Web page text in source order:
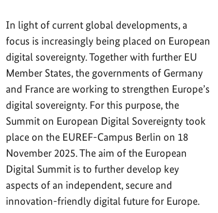
In light of current global developments, a
focus is increasingly being placed on European
digital sovereignty. Together with further EU
Member States, the governments of Germany
and France are working to strengthen Europe’s
digital sovereignty. For this purpose, the
Summit on European Digital Sovereignty took
place on the EUREF-Campus Berlin on 18
November 2025. The aim of the European
Digital Summit is to further develop key
aspects of an independent, secure and
innovation-friendly digital future for Europe.